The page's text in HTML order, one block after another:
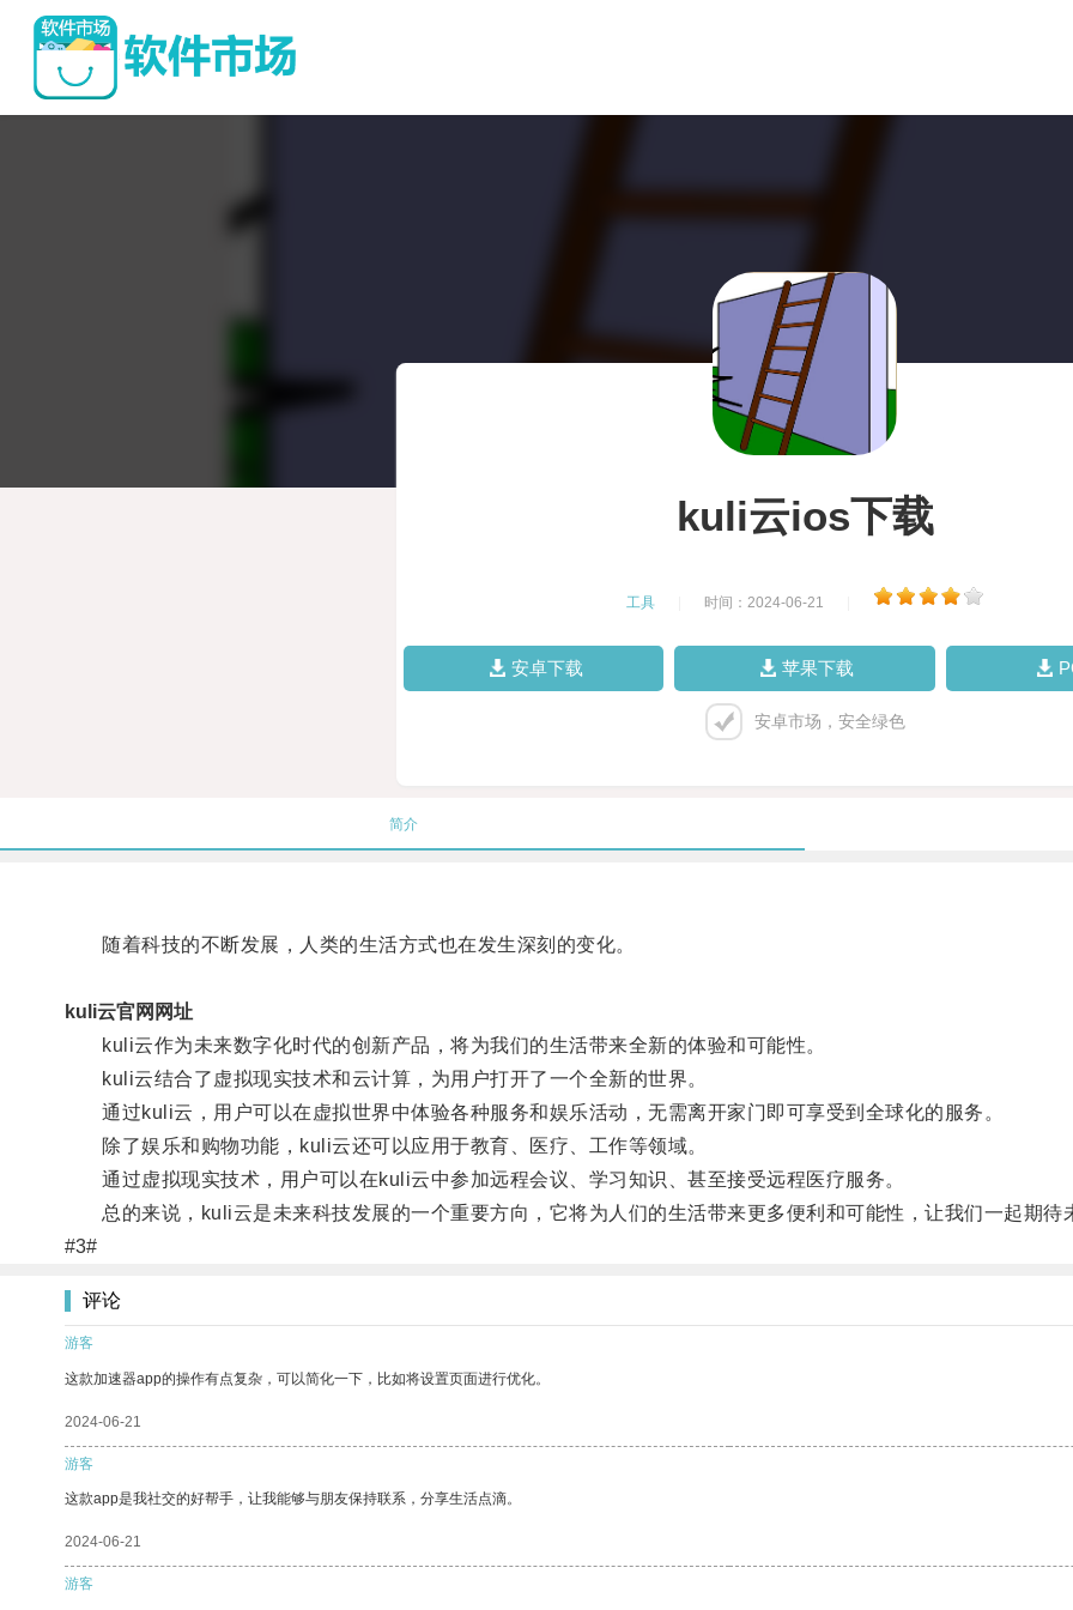
kuli云ios下载
工具 时间：2024-06-21
安卓下载 苹果下载
安卓市场，安全绿色
简介
随着科技的不断发展，人类的生活方式也在发生深刻的变化。
kuli云官网网址
kuli云作为未来数字化时代的创新产品，将为我们的生活带来全新的体验和可能性。
kuli云结合了虚拟现实技术和云计算，为用户打开了一个全新的世界。
通过kuli云，用户可以在虚拟世界中体验各种服务和娱乐活动，无需离开家门即可享受到全球化的服务。
除了娱乐和购物功能，kuli云还可以应用于教育、医疗、工作等领域。
通过虚拟现实技术，用户可以在kuli云中参加远程会议、学习知识、甚至接受远程医疗服务。
总的来说，kuli云是未来科技发展的一个重要方向，它将为人们的生活带来更多便利和可能性，让我们一起期待
#3#
评论
游客
这款加速器app的操作有点复杂，可以简化一下，比如将设置页面进行优化。
2024-06-21
游客
这款app是我社交的好帮手，让我能够与朋友保持联系，分享生活点滴。
2024-06-21
游客